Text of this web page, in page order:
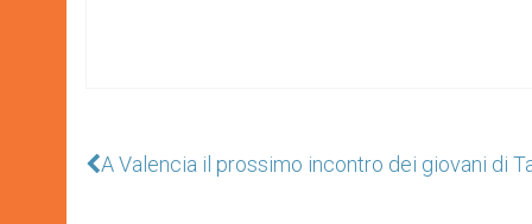
A Valencia il prossimo incontro dei giovani di